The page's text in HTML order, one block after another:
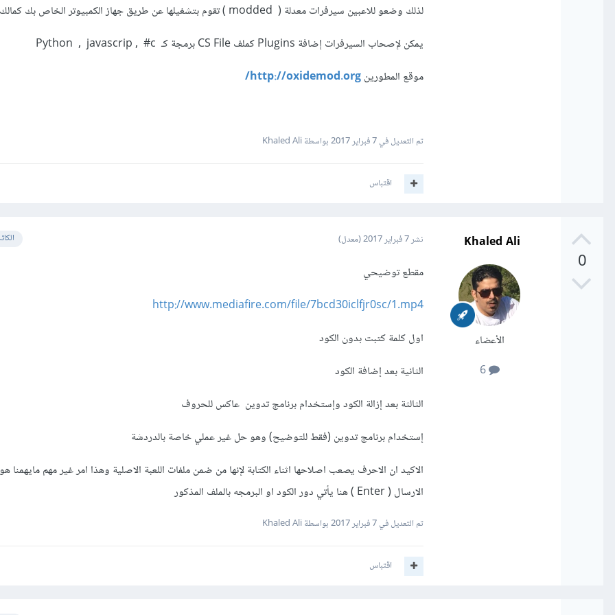
لذلك وضعو للاعبين سيرفرات معدلة ( modded ) تقوم بتشغيلها عن طريق جهاز الكمبيوتر الخاص بك كمالك للسيرفر
يمكن لإصحاب السيرفرات إضافة Plugins كملف CS File برمجة كـ Python , javascrip , #c
موقع المطورينhttp://oxidemod.org/
تم التعديل في7 فبراير 2017 بواسطة Khaled Ali
اقتباس
0
Khaled Ali
الأعضاء
6
نشر7 فبراير 2017 (معدل)
مقطع توضيحي
http://www.mediafire.com/file/7bcd30iclfjr0sc/1.mp4
اول كلمة كتبت بدون الكود
الثانية بعد إضافة الكود
الثالثة بعد إزالة الكود وإستخدام برنامج تدوين عاكس للحروف
إستخدام برنامج تدوين (فقط للتوضيح) وهو حل غير عملي خاصة بالدردشة
الاكيد ان الاحرف يصعب اصلاحها اثناء الكتابة لإنها من ضمن ملفات اللعبة الاصلية وهذا امر غير مهم مايهمنا
الارسال ( Enter ) هنا يأتي دور الكود او البرمجه بالملف المذكور
تم التعديل في7 فبراير 2017 بواسطة Khaled Ali
اقتباس